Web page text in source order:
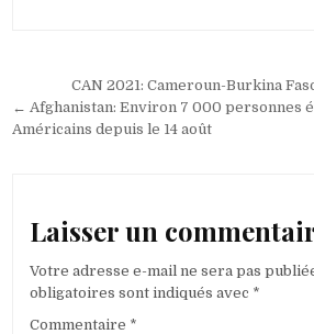
Navigation
de
l’article
CAN 2021: Cameroun-Burkina
← Afghanistan: Environ 7 000 personnes
Américains depuis le 14 août
Laisser un
Votre adresse e-mail ne sera pas
obligatoires sont indiqués avec *
Commentaire *